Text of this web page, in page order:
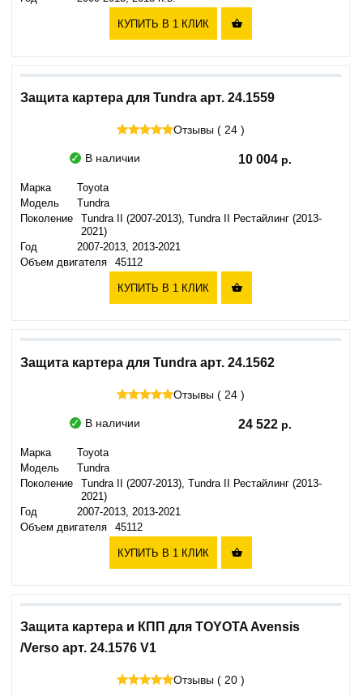
КУПИТЬ В 1 КЛИК 
Защита картера для Tundra арт. 24.1559
Отзывы ( 24 )
В наличии 10 004
Марка
Toyota
Модель
Tundra
Поколение
Tundra II (2007-2013), Tundra II Рестайлинг (2013-
2021)
Год
2007-2013, 2013-2021
Объем двигателя
45112
КУПИТЬ В 1 КЛИК 
Защита картера для Tundra арт. 24.1562
Отзывы ( 24 )
В наличии 24 522
Марка
Toyota
Модель
Tundra
Поколение
Tundra II (2007-2013), Tundra II Рестайлинг (2013-
2021)
Год
2007-2013, 2013-2021
Объем двигателя
45112
КУПИТЬ В 1 КЛИК 
Защита картера и КПП для TOYOTA Avensis
/Verso арт. 24.1576 V1
Отзывы ( 20 )